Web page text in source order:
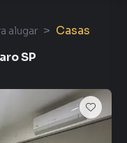
alugar
Casas
SP